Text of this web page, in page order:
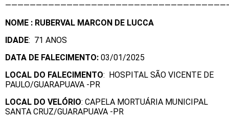
NOME : RUBERVAL MARCON DE LUCCA
IDADE: 71 ANOS
DATA DE FALECIMENTO: 03/01/2025
LOCAL DO FALECIMENTO: HOSPITAL SÃO VICENTE DE
PAULO/GUARAPUAVA -PR
LOCAL DO VELÓRIO: CAPELA MORTUÁRIA MUNICIPAL
SANTA CRUZ/GUARAPUAVA -PR